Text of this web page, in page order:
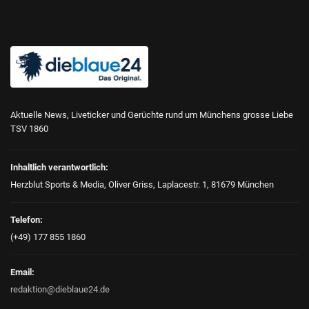
Aktuelle News, Liveticker und Gerüchte rund um Münchens grosse Liebe
TSV 1860
Inhaltlich verantwortlich:
Herzblut Sports & Media, Oliver Griss, Laplacestr. 1, 81679 München
Telefon:
(+49) 177 855 1860
Email:
redaktion@dieblaue24.de